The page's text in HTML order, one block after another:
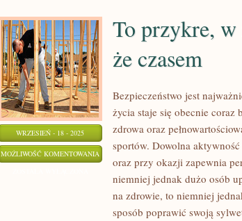
ZAWIŁOŚCI
SWOICH
POSZCZEGÓLNYCH
PRZEPISÓW
WRZESIEŃ - 18 - 2025
MOŻLIWOŚĆ KOMENTOWANIA
To przykre,
że czasem
Bezpieczeństwo jest
życia staje się obecnie coraz
zdrowa oraz
sportów. Dowolna
oraz przy okazji zapewnia
niemniej jednak dużo osób
na zdrowie, to niemniej
sposób poprawić swoją